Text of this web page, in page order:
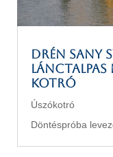
DRÉN SANY
lánctalpas
kotró
Úszókotró
Döntéspróba